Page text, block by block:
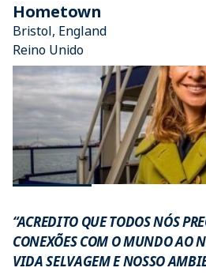
Hometown
Bristol, England
Reino Unido
“ACREDITO QUE TODOS NÓS
CONEXÕES COM O MUNDO AO
VIDA SELVAGEM E NOSSO